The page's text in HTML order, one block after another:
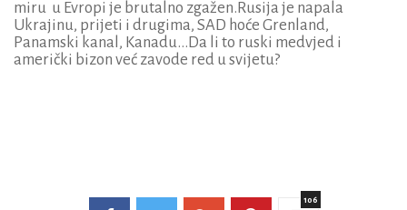
miru u Evropi je brutalno zgažen.Rusija je napala
Ukrajinu, prijeti i drugima, SAD hoće Grenland,
Panamski kanal, Kanadu...Da li to ruski medvjed i
američki bizon već zavode red u svijetu?
106